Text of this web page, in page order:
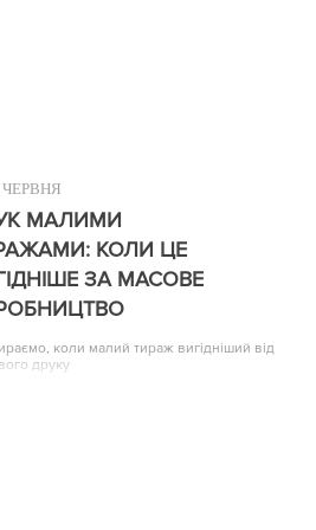
ЧЕРВНЯ
МАЛИМИ
КОЛИ ЦЕ
ЗА МАСОВЕ
коли малий тираж вигідніший від
друку